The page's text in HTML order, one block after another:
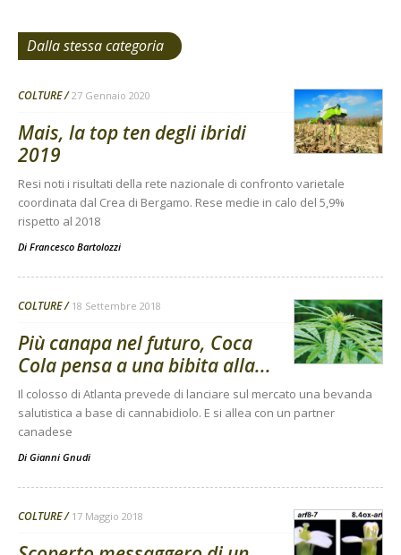
Dalla stessa categoria
COLTURE 27 Gennaio 2020
Mais, la top ten degli ibridi
2019
Resi noti i risultati della rete nazionale di confronto varietale
coordinata dal Crea di Bergamo. Rese medie in calo del 5,9%
rispetto al 2018
Di Francesco Bartolozzi
COLTURE 18 Settembre 2018
Più canapa nel futuro, Coca
Cola pensa a una bibita alla...
Il colosso di Atlanta prevede di lanciare sul mercato una bevanda
salutistica a base di cannabidiolo. E si allea con un partner
canadese
Di Gianni Gnudi
COLTURE 17 Maggio 2018